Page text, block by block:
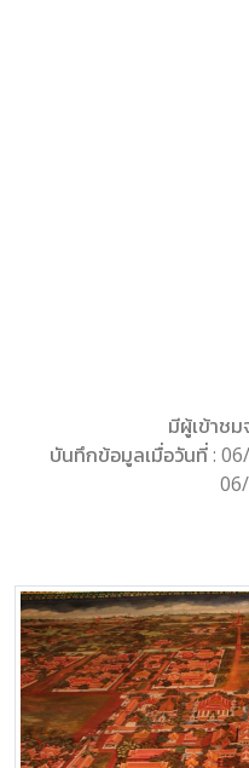
มีผู้เข้าชม
บันทึกข้อมูลเมื่อวันที่ :